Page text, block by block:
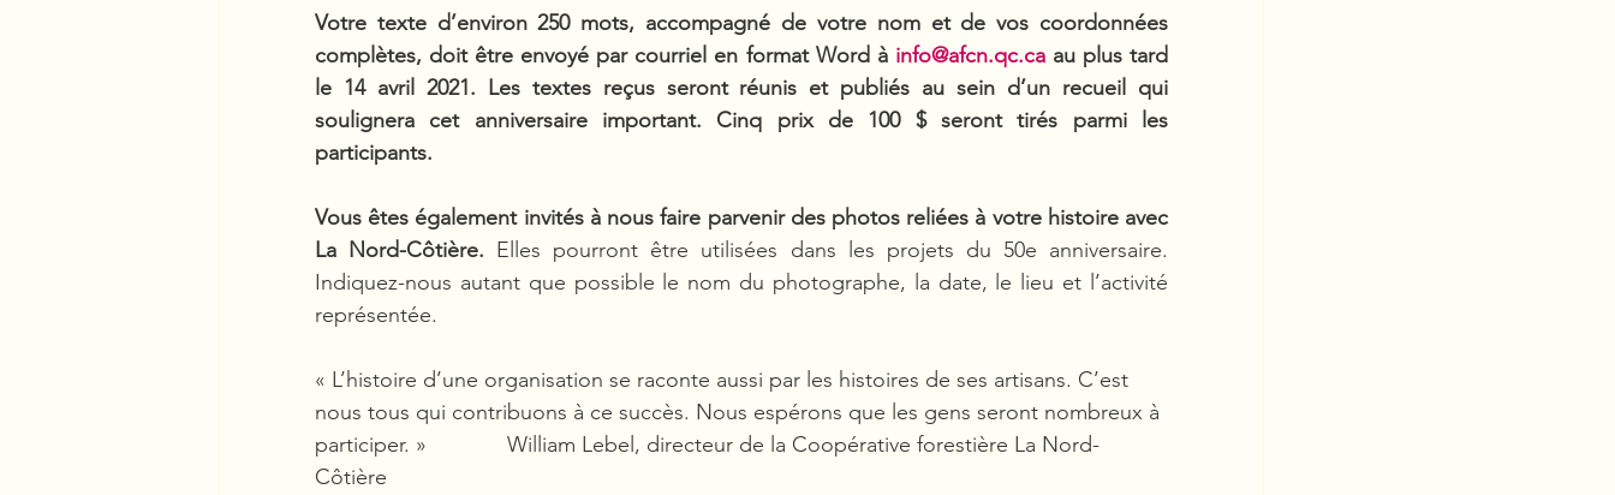
Votre texte d’environ 250 mots, accompagné de votre nom et de vos coordonnées
complètes, doit être envoyé par courriel en format Word à info@afcn.qc.ca au plus tard
le 14 avril 2021. Les textes reçus seront réunis et publiés au sein d’un recueil qui
soulignera cet anniversaire important. Cinq prix de 100 $ seront tirés parmi les
participants.
Vous êtes également invités à nous faire parvenir des photos reliées à votre histoire avec
La Nord-Côtière. Elles pourront être utilisées dans les projets du 50e anniversaire.
Indiquez-nous autant que possible le nom du photographe, la date, le lieu et l’activité
représentée.
« L’histoire d’une organisation se raconte aussi par les histoires de ses artisans. C’est
nous tous qui contribuons à ce succès. Nous espérons que les gens seront nombreux à
participer. »		William Lebel, directeur de la Coopérative forestière La Nord-
Côtière